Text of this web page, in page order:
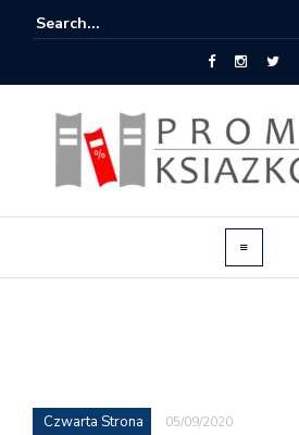
Czwarta Strona 05/09/2020